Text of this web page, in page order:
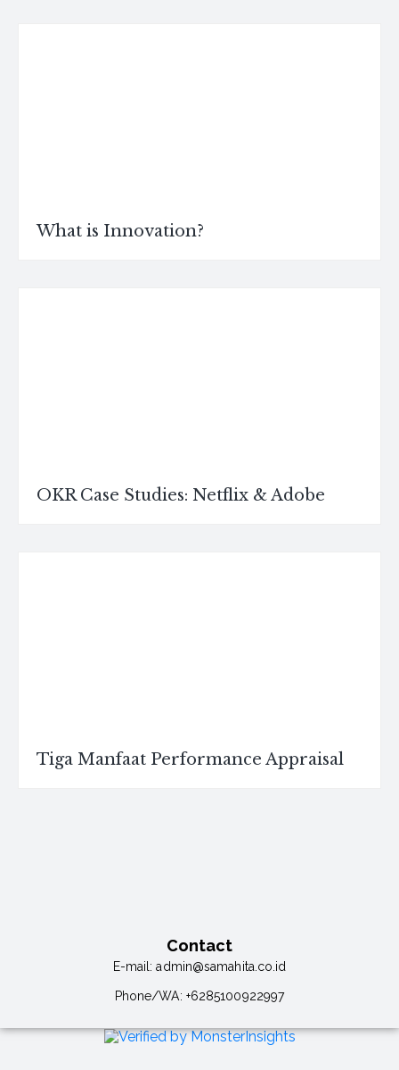
What is Innovation?
OKR Case Studies: Netflix & Adobe
Tiga Manfaat Performance Appraisal
Contact
E-mail:admin@samahita.co.id
Phone/WA: +6285100922997